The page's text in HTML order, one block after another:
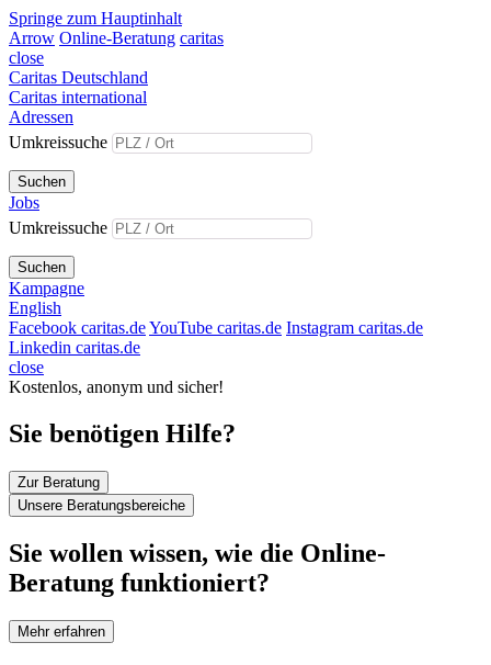
Springe zum Hauptinhalt
Arrow Online-Beratung caritas
close
Caritas Deutschland
Caritas international
Adressen
Umkreissuche
Suchen
Jobs
Umkreissuche
Suchen
Kampagne
English
Facebook caritas.deYouTube caritas.de Instagram caritas.de
Linkedin caritas.de
close
Kostenlos, anonym und sicher!
Sie benötigen Hilfe?
Zur Beratung
Unsere Beratungsbereiche
Sie wollen wissen, wie die Online-
Beratung funktioniert?
Mehr erfahren